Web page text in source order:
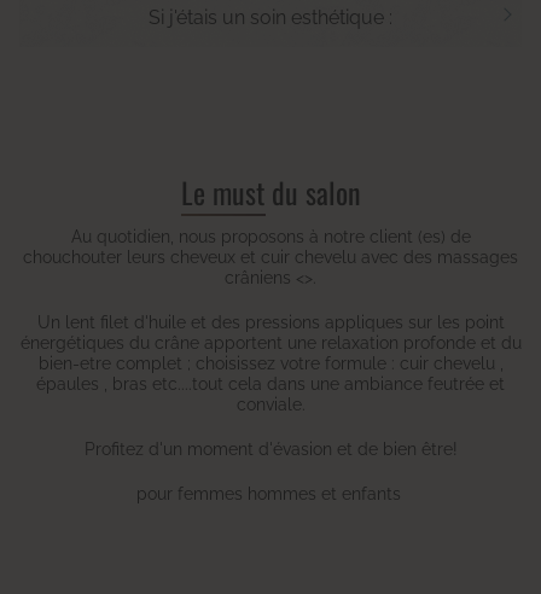
Si j'étais un soin esthétique :
Le must du salon
Au quotidien, nous proposons à notre client (es) de
chouchouter leurs cheveux et cuir chevelu avec des massages
crâniens < >.
Un lent filet d'huile et des pressions appliques sur les point
énergétiques du crâne apportent une relaxation profonde et du
bien-etre complet ; choisissez votre formule : cuir chevelu ,
épaules , bras etc....tout cela dans une ambiance feutrée et
conviale.
Profitez d'un moment d'évasion et de bien être!
pour femmes hommes et enfants